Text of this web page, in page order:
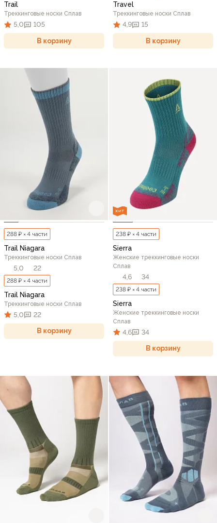
Trail
Треккинговые носки Сплав
5,0 105
В корзину
Travel
Треккинговые носки Сплав
4,9 15
В корзину
288 ₽ × 4 части
Trail Niagara
Треккинговые носки Сплав
5,0 22
288 ₽ × 4 части
Trail Niagara
Треккинговые носки Сплав
5,0 22
В корзину
ХИТ
238 ₽ × 4 части
Sierra
Женские треккинговые носки
Сплав
4,6 34
238 ₽ × 4 части
Sierra
Женские треккинговые носки
Сплав
4,6 34
В корзину